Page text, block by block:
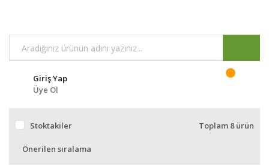
Giriş Yap
Üye Ol
Stoktakiler Toplam 8 ürün